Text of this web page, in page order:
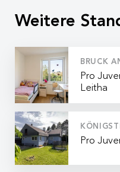
Weitere
BRUCK
Pro
Leitha
Pro